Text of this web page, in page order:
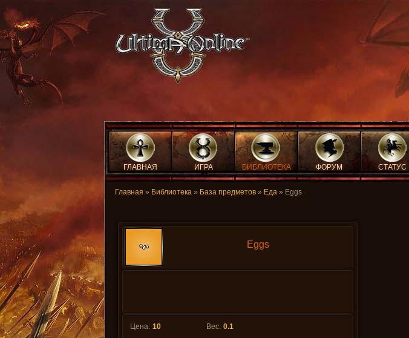
ГЛАВНАЯ ИГРА БИБЛИОТЕКА ФОРУМ СТАТУС
Главная » Библиотека » База предметов » Еда » Eggs
Eggs
Цена: 10 Вес: 0.1